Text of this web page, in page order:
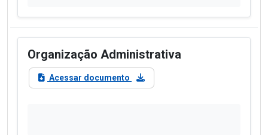
Organização Administrativa
Acessar documento